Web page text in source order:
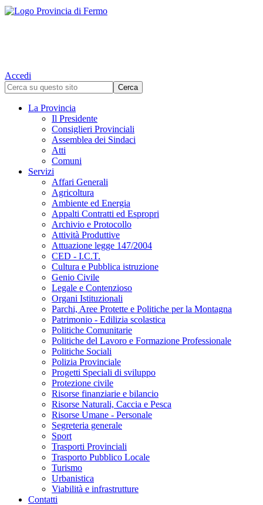
Accedi
La Provincia
Il Presidente
Consiglieri Provinciali
Assemblea dei Sindaci
Atti
Comuni
Servizi
Affari Generali
Agricoltura
Ambiente ed Energia
Appalti Contratti ed Espropri
Archivio e Protocollo
Attività Produttive
Attuazione legge 147/2004
CED - I.C.T.
Cultura e Pubblica istruzione
Genio Civile
Legale e Contenzioso
Organi Istituzionali
Parchi, Aree Protette e Politiche per la Montagna
Patrimonio - Edilizia scolastica
Politiche Comunitarie
Politiche del Lavoro e Formazione Professionale
Politiche Sociali
Polizia Provinciale
Progetti Speciali di sviluppo
Protezione civile
Risorse finanziarie e bilancio
Risorse Naturali, Caccia e Pesca
Risorse Umane - Personale
Segreteria generale
Sport
Trasporti Provinciali
Trasporto Pubblico Locale
Turismo
Urbanistica
Viabilità e infrastrutture
Contatti